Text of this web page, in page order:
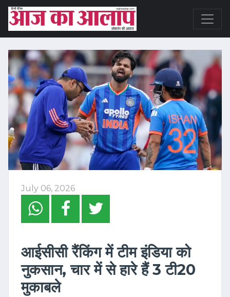
July 06, 2026
आईसीसी रैंकिंग में टीम इंडिया को
नुकसान, चार में से हारे हैं 3 टी20
मुकाबले